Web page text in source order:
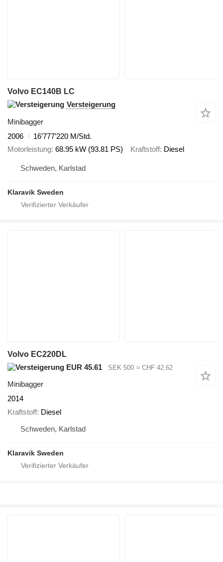
Volvo EC140B LC
Versteigerung
Minibagger
2006
16’777’220 M/Std.
Motorleistung 68.95 kW (93.81 PS) Kraftstoff Diesel
Schweden, Karlstad
Klaravik Sweden
Volvo EC220DL
EUR 45.61
SEK 500 ≈ CHF 42.62
Minibagger
2014
Kraftstoff Diesel
Schweden, Karlstad
Klaravik Sweden